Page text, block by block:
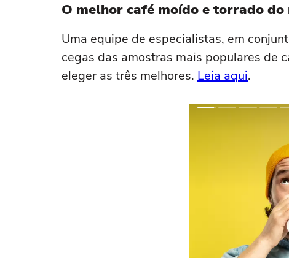
O melhor café moído e torrado do
Uma equipe de especialistas, em
cegas das amostras mais populares de
eleger as três melhores. Leia aqui.